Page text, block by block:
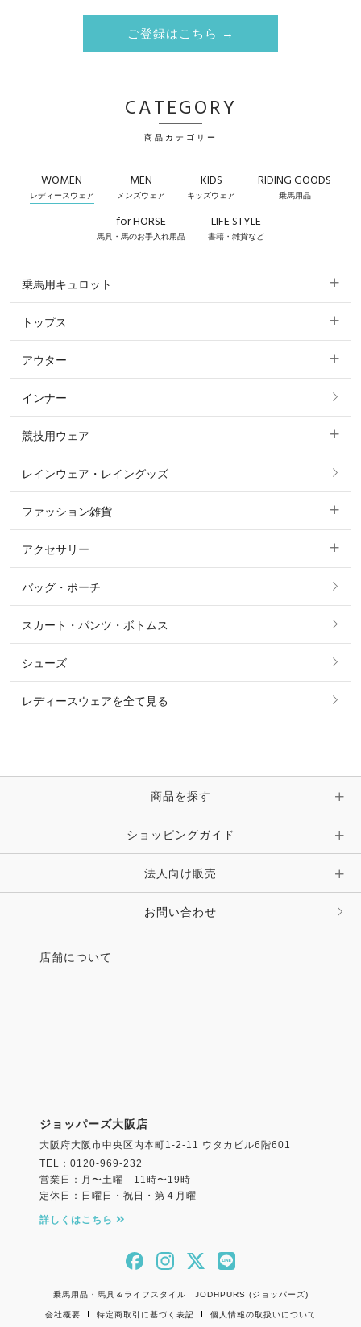
ご登録はこちら →
CATEGORY
商品カテゴリー
WOMEN
レディースウェア
MEN
メンズウェア
KIDS
キッズウェア
RIDING GOODS
乗馬用品
for HORSE
馬具・馬のお手入れ用品
LIFE STYLE
書籍・雑貨など
乗馬用キュロット
すべてのキュロット
フルグリップ・尻革 キュロット
ニーグリップ・膝革 キュロット
トップス
すべてのトップス
ポロシャツ
カットソー・Tシャツ・タンクトップ
ニット・セーター
シャツ・ブラウス・ワンピース
アウター
すべてのアウター
コート
ジャケット・ブルゾン
インナー
競技用ウェア
すべての競技用ウェア
ショージャケット
ショーシャツ
レインウェア・レイングッズ
ファッション雑貨
すべてのファッション雑貨
ソックス
ベルト
時計・財布・キーケース・革小物
キーホルダー・チャーム・ストラップ
その他 ファッション雑貨
アクセサリー
すべてのアクセサリー
リング
ピアス・イヤリング
ピン・ブローチ・コサージュ
その他 アクセサリー
バッグ・ポーチ
スカート・パンツ・ボトムス
シューズ
レディースウェアを全て見る
商品を探す
ショッピングガイド
法人向け販売
お問い合わせ
店舗について
ジョッパーズ大阪店
大阪府大阪市中央区内本町1-2-11 ウタカビル6階601
TEL：0120-969-232
営業日：月〜土曜 11時〜19時
定休日：日曜日・祝日・第４月曜
詳しくはこちら
乗馬用品・馬具＆ライフスタイル JODHPURS (ジョッパーズ)
会社概要 特定商取引に基づく表記 個人情報の取扱いについて